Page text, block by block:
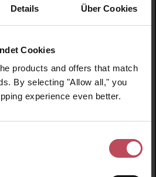
Details Über Cookies
Cookies
products and offers that match
By selecting "Allow all," you
experience even better.
Le Beach
Duschgel
(12,30 CHF / 100 ml)
Regulärer Preis:
CHF
Gib den gewünschten Wert